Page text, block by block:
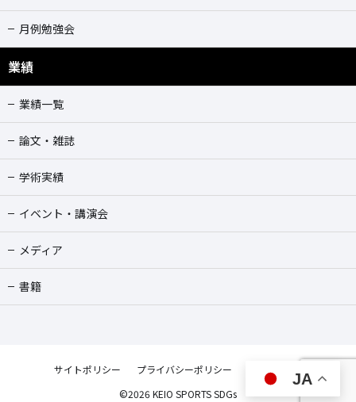
月例勉強会
業績
業績一覧
論文・雑誌
学術実績
イベント・講演会
メディア
書籍
サイトポリシー プライバシーポリシー
お問合せ
©︎2026 KEIO SPORTS SDGs
JA